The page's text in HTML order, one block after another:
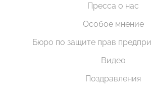
Пресса о нас
Особое мнение
Бюро по защите прав
Видео
Поздравления